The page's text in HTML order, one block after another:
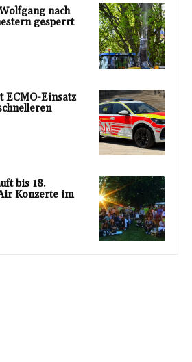
nach
gesperrt
ECMO-Einsatz
bis 18.
Konzerte im